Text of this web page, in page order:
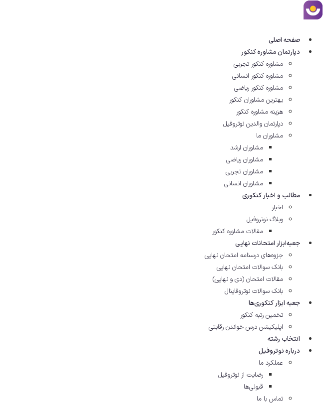
پرش
به
صفحه اصلی
دپارتمان مشاوره کنکور
مشاوره کنکور تجربی
مشاوره کنکور انسانی
مشاوره کنکور ریاضی
بهترین مشاوران کنکور
هزینه مشاوره کنکور
دپارتمان والدین نوتروفیل
مشاوران ما
مشاوران ارشد
مشاوران ریاضی
مشاوران تجربی
مشاوران انسانی
مطالب و اخبار کنکوری
اخبار
وبلاگ نوتروفیل
مقالات مشاوره‌ کنکور
جعبه‌ابزار امتحانات نهایی
جزوه‌های درسنامه امتحان نهایی
بانک سوالات امتحان نهایی
مقالات امتحان (دی و نهایی)
بانک سوالات نوتروفاینال
جعبه ابزار کنکوری‌ها
تخمین رتبه کنکور
اپلیکیشن درس خواندن رقابتی
انتخاب رشته
درباره نوتروفیل
عملکرد ما
رضایت از نوتروفیل
قبولی‌ها
تماس با ما